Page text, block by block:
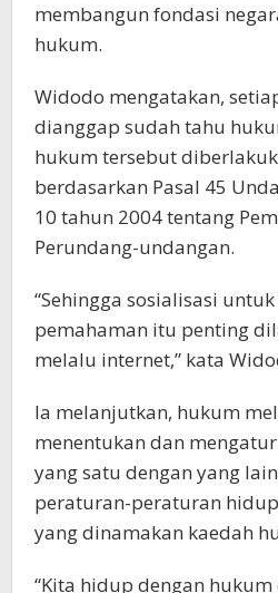
membangun fondasi
hukum.
Widodo mengatakan,
dianggap sudah tahu
hukum tersebut
berdasarkan Pasal 45
10 tahun 2004 tentang
Perundang-undangan.
“Sehingga sosialisasi
pemahaman itu penting
melalu internet,” kata
Ia melanjutkan, hukum
menentukan dan
yang satu dengan yang
peraturan-peraturan
yang dinamakan kaedah
“Kita hidup dengan